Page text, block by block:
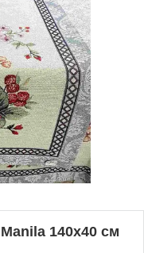
140х40 см